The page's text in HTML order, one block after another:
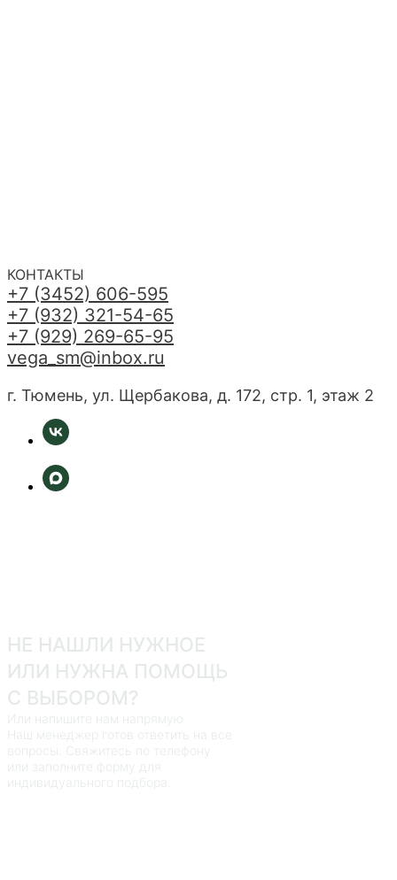
НЕ НАШЛИ НУЖНОЕ
ИЛИ НУЖНА ПОМОЩЬ
С ВЫБОРОМ?
Или напишите нам напрямую
Наш менеджер готов ответить на все
вопросы. Свяжитесь по телефону
или заполните форму для
индивидуального подбора.
КОНТАКТЫ
+7 (3452) 606-595
+7 (932) 321-54-65
+7 (929) 269-65-95
vega_sm@inbox.ru
г. Тюмень, ул. Щербакова, д. 172, стр. 1, этаж 2